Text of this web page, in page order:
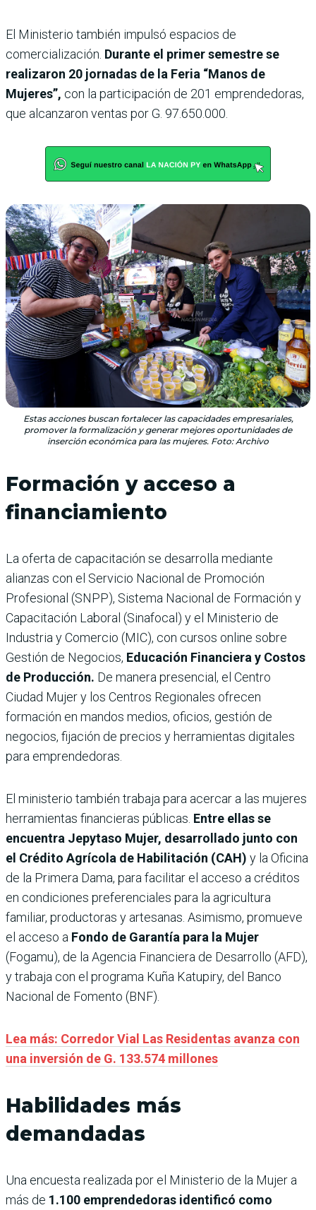
El Ministerio también impulsó espacios de
comercialización. Durante el primer semestre se
realizaron 20 jornadas de la Feria “Manos de
Mujeres”, con la participación de 201 emprendedoras,
que alcanzaron ventas por G. 97.650.000.
Estas acciones buscan fortalecer las capacidades empresariales,
promover la formalización y generar mejores oportunidades de
inserción económica para las mujeres. Foto: Archivo
Formación y acceso a
financiamiento
La oferta de capacitación se desarrolla mediante
alianzas con el Servicio Nacional de Promoción
Profesional (SNPP), Sistema Nacional de Formación y
Capacitación Laboral (Sinafocal) y el Ministerio de
Industria y Comercio (MIC), con cursos online sobre
Gestión de Negocios, Educación Financiera y Costos
de Producción. De manera presencial, el Centro
Ciudad Mujer y los Centros Regionales ofrecen
formación en mandos medios, oficios, gestión de
negocios, fijación de precios y herramientas digitales
para emprendedoras.
El ministerio también trabaja para acercar a las mujeres
herramientas financieras públicas. Entre ellas se
encuentra Jepytaso Mujer, desarrollado junto con
el Crédito Agrícola de Habilitación (CAH) y la Oficina
de la Primera Dama, para facilitar el acceso a créditos
en condiciones preferenciales para la agricultura
familiar, productoras y artesanas. Asimismo, promueve
el acceso a Fondo de Garantía para la Mujer
(Fogamu), de la Agencia Financiera de Desarrollo (AFD),
y trabaja con el programa Kuña Katupiry, del Banco
Nacional de Fomento (BNF).
Lea más: Corredor Vial Las Residentas avanza con
una inversión de G. 133.574 millones
Habilidades más
demandadas
Una encuesta realizada por el Ministerio de la Mujer a
más de 1.100 emprendedoras identificó como